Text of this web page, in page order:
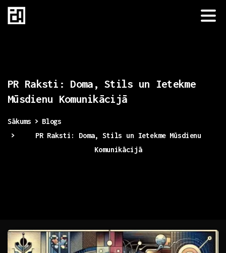
PR Raksti: Doma, Stils un
Ietekme
Mūsdienu Komunikācijā
Sākums
Blogs
PR Raksti: Doma, Stils un Ietekme Mūsdienu
Komunikācijā